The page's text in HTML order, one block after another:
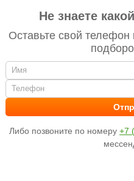
Не знаете
Оставьте свой
Либо позвоните по номеру +7